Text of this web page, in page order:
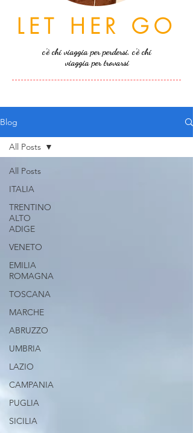
LET HER GO
c'è chi viaggia per perdersi, c'è chi
viaggia per trovarsi
Blog
All Posts
ITALIA
TRENTINO
ALTO
ADIGE
VENETO
EMILIA
ROMAGNA
TOSCANA
MARCHE
ABRUZZO
UMBRIA
LAZIO
CAMPANIA
PUGLIA
SICILIA
All Posts